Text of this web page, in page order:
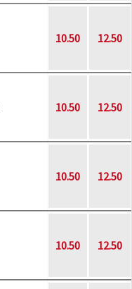
10.50 12.50
10.50 12.50
10.50 12.50
10.50 12.50